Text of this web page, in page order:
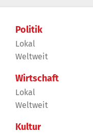
Politik
Lokal
Weltweit
Wirtschaft
Lokal
Weltweit
Kultur